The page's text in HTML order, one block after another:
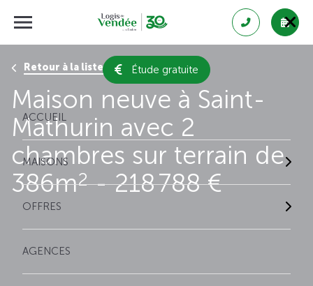
Étude gratuite
ACCUEIL
MAISONS
OFFRES
AGENCES
Retour à la liste des résultats
Maison neuve à Saint-
Mathurin avec 2
chambres sur terrain de
386m2- 218 788 €